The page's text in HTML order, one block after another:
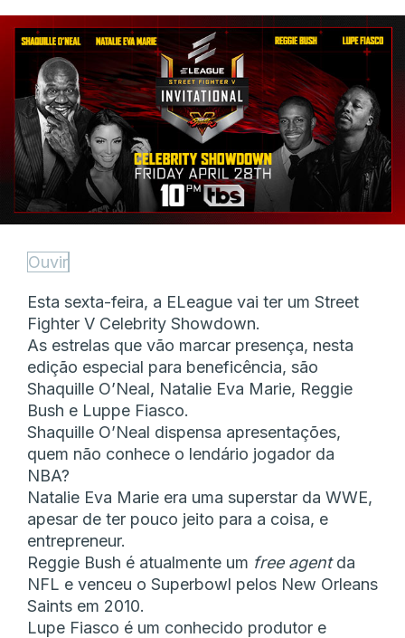
Ouvir
Esta sexta-feira, a ELeague vai ter um Street
Fighter V Celebrity Showdown.
As estrelas que vão marcar presença, nesta
edição especial para beneficência, são
Shaquille O’Neal, Natalie Eva Marie, Reggie
Bush e Luppe Fiasco.
Shaquille O’Neal dispensa apresentações,
quem não conhece o lendário jogador da
NBA?
Natalie Eva Marie era uma superstar da WWE,
apesar de ter pouco jeito para a coisa, e
entrepreneur.
Reggie Bush é atualmente um free agentda
NFL e venceu o Superbowl pelos New Orleans
Saints em 2010.
Lupe Fiasco é um conhecido produtor e